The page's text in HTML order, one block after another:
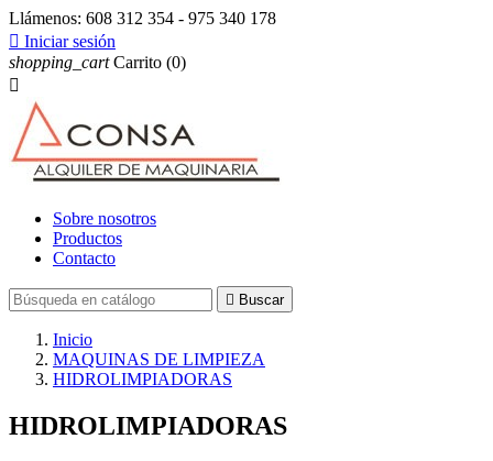
Llámenos: 608 312 354 - 975 340 178
 Iniciar sesión
shopping_cart Carrito (0)

Sobre nosotros
Productos
Contacto
 Buscar
Inicio
MAQUINAS DE LIMPIEZA
HIDROLIMPIADORAS
HIDROLIMPIADORAS